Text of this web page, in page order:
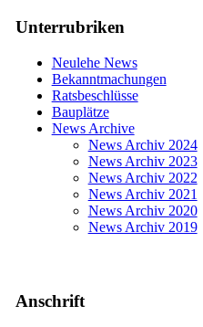
Unterrubriken
Neulehe News
Bekanntmachungen
Ratsbeschlüsse
Bauplätze
News Archive
News Archiv 2024
News Archiv 2023
News Archiv 2022
News Archiv 2021
News Archiv 2020
News Archiv 2019
Anschrift